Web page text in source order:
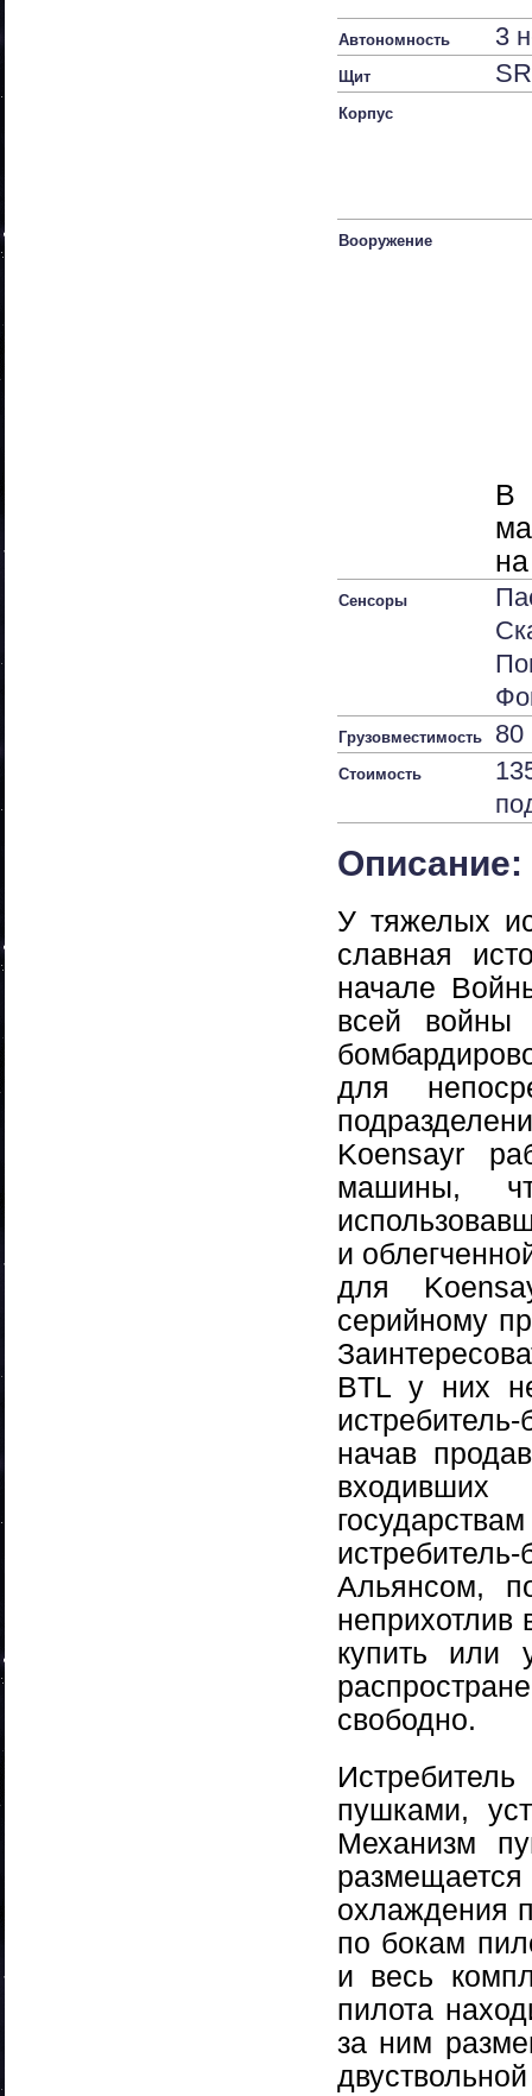
Автономность 3
Щит
Корпус
Вооружение
В
Сенсоры
Грузовместимость 80
Стоимость
Описание:
У тяжелых
славная
начале
всей войны
для
Koensayr
машины,
и
для
серийному
BTL у них
начав
Альянсом,
неприхотлив
купить или
свободно.
пушками,
Механизм
охлаждения
по бокам
и весь
пилота
за ним